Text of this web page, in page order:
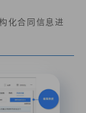
化合同信息进